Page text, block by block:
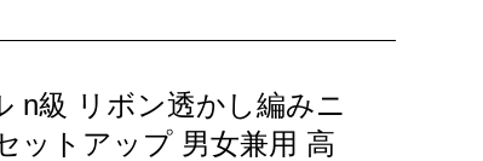
ます。
なく。
n級 リボン透かし編みニ
ットアップ 男女兼用 高